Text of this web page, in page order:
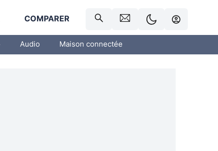
COMPARER
Audio Maison connectée